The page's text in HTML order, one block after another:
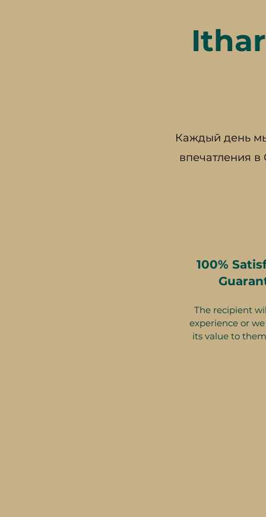
Каждый день
впечатления
100%
The recipient
experience or
its value to